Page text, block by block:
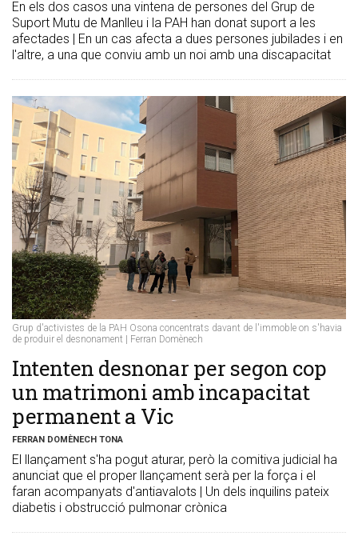
En els dos casos una vintena de persones del Grup de
Suport Mutu de Manlleu i la PAH han donat suport a les
afectades | En un cas afecta a dues persones jubilades i en
l'altre, a una que conviu amb un noi amb una discapacitat
Grup d'activistes de la PAH Osona concentrats davant de l'immoble on s'havia
de produir el desnonament | Ferran Domènech
​Intenten desnonar per segon cop
un matrimoni amb incapacitat
permanent a Vic
FERRAN DOMÈNECH TONA
El llançament s'ha pogut aturar, però la comitiva judicial ha
anunciat que el proper llançament serà per la força i el
faran acompanyats d'antiavalots | Un dels inquilins pateix
diabetis i obstrucció pulmonar crònica